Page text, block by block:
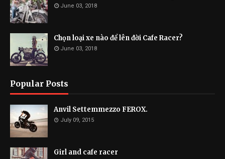
June 03, 2018
Chọn loại xe nào để lên đời Cafe Racer?
June 03, 2018
Popular Posts
Anvil Settemmezzo FEROX.
July 09, 2015
Girl and cafe racer